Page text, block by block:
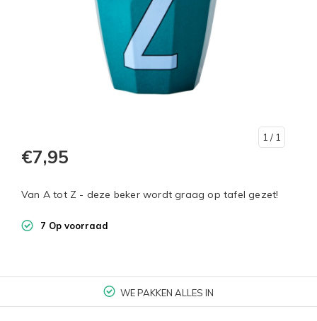
1 / 1
€7,95
Van A tot Z - deze beker wordt graag op tafel gezet!
7 Op voorraad
WE PAKKEN ALLES IN